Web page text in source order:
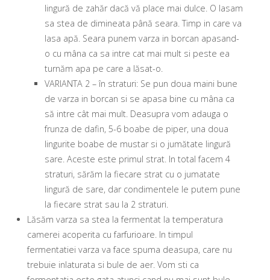
lingură de zahăr dacă vă place mai dulce. O lasam
sa stea de dimineata până seara. Timp in care va
lasa apă. Seara punem varza in borcan apasand-
o cu mâna ca sa intre cat mai mult si peste ea
turnăm apa pe care a lăsat-o.
VARIANTA 2 – în straturi: Se pun doua maini bune
de varza in borcan si se apasa bine cu mâna ca
să intre cât mai mult. Deasupra vom adauga o
frunza de dafin, 5-6 boabe de piper, una doua
lingurite boabe de mustar si o jumătate lingură
sare. Aceste este primul strat. In total facem 4
straturi, sărăm la fiecare strat cu o jumatate
lingură de sare, dar condimentele le putem pune
la fiecare strat sau la 2 straturi.
Lăsăm varza sa stea la fermentat la temperatura
camerei acoperita cu farfurioare. In timpul
fermentatiei varza va face spuma deasupa, care nu
trebuie inlaturata si bule de aer. Vom sti ca